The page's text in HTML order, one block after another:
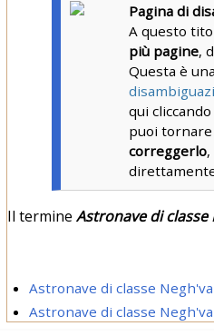
Pagina di
A questo
più pagine,
Questa è una
qui
puoi
correggerlo
Il termine Astronave di
Astronave di classe
Astronave di classe